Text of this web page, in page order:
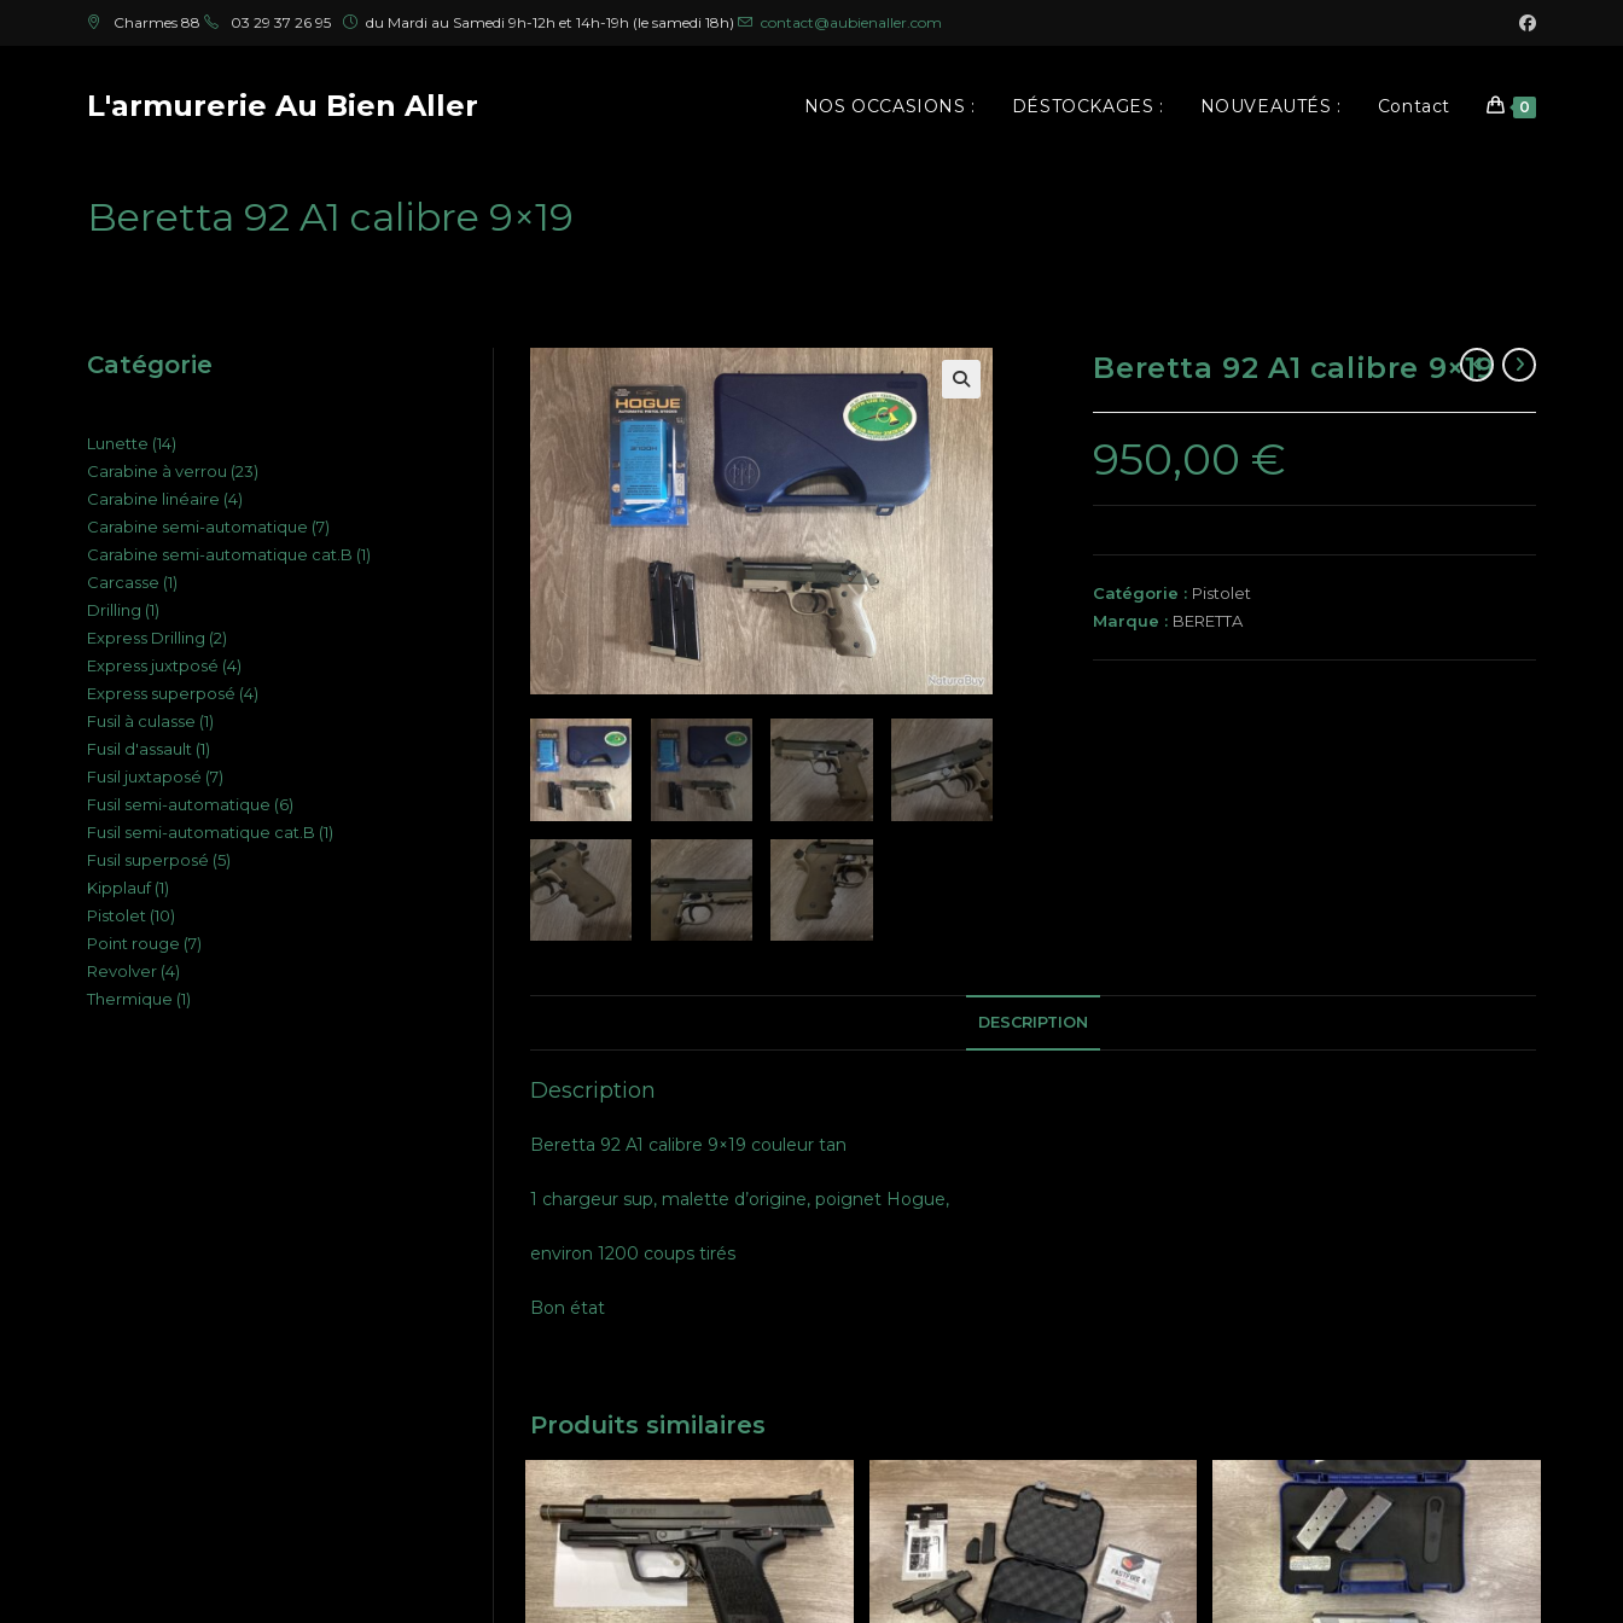
Charmes 88 03 29 37 26 95 du Mardi au Samedi 9h-12h et 14h-19h (le samedi 18h) contact@aubienaller.com
L'armurerie Au Bien Aller NOS OCCASIONS : DÉSTOCKAGES : NOUVEAUTÉS : Contact 0
Beretta 92 A1 calibre 9×19
Catégorie
Lunette 1414
produits
Carabine à verrou 2323
Carabine linéaire 44
produits
Carabine semi-automatique 77
produits
Carabine semi-automatique cat.B 11
Carcasse 11
Drilling 11
produit
Express Drilling 22
produits
Express juxtposé 44
produits
Express superposé 44
Fusil à culasse 11
produit
Fusil d'assault 11
produit
Fusil juxtaposé 77
produits
Fusil semi-automatique 66
produits
Fusil semi-automatique cat.B 11
Fusil superposé 55
Kipplauf 11
produit
Pistolet 1010
produits
Point rouge 77
Revolver 44
produits
Thermique 11
Beretta 92 A1 calibre 9×19
950,00 €
Catégorie : Pistolet
Marque : BERETTA
DESCRIPTION
Description
Beretta 92 A1 calibre 9×19 couleur tan
1 chargeur sup, malette d’origine, poignet Hogue,
environ 1200 coups tirés
Bon état
Produits similaires